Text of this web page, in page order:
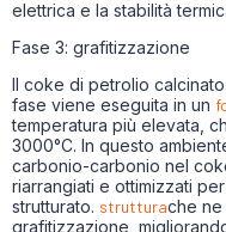
elettrica e la stabilità
Fase 3: grafitizzazione
Il coke di petrolio
fase viene eseguita in un
temperatura più elevata,
3000°C. In questo
carbonio-carbonio nel
riarrangiati e ottimizzati
strutturato. strutturache ne
grafitizzazione,